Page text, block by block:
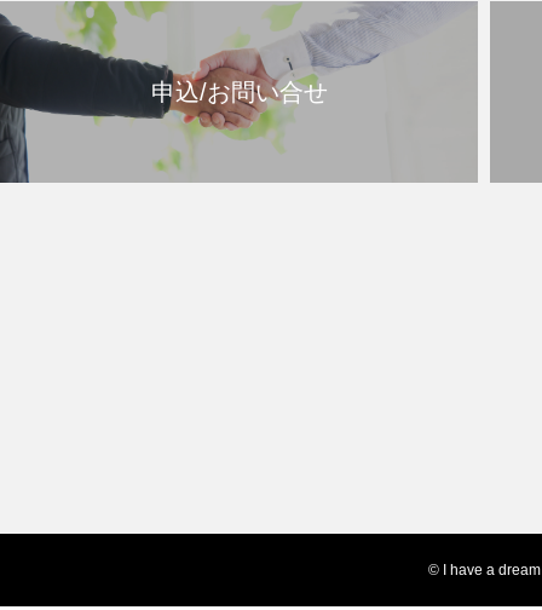
申込/お問い合せ
© I have a dream